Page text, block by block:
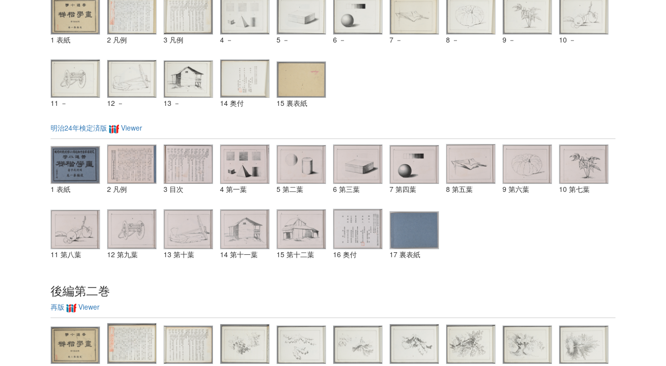
1 表紙 2 凡例 3 凡例 4 － 5 － 6 － 7 － 8 － 9 － 10 －
11 － 12 － 13 － 14 奥付 15 裏表紙
明治24年検定済版 Viewer
1 表紙 2 凡例 3 目次 4 第一葉 5 第二葉 6 第三葉 7 第四葉 8 第五葉 9 第六葉 10 第七葉
11 第八葉 12 第九葉 13 第十葉 14 第十一葉 15 第十二葉 16 奥付 17 裏表紙
後編第二巻
再版 Viewer